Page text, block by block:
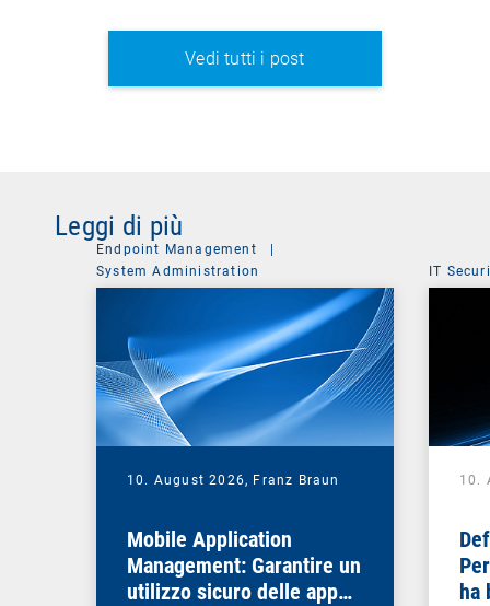
Vedi tutti i post
Leggi di più
Endpoint Management
|
System Administration
10. August 2026, Franz Braun
Mobile Application
Management: Garantire un
utilizzo sicuro delle app
IT
10.
ha